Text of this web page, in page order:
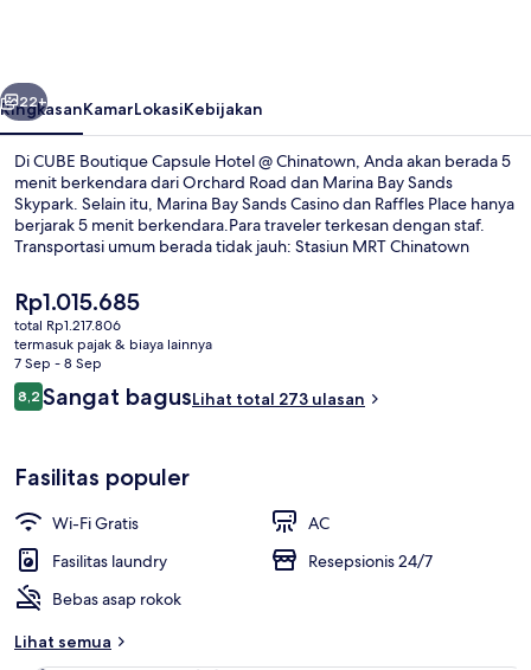
Chinatown
Berikutnya
22+
RingkasanKamarLokasiKebijakan
Di CUBE Boutique Capsule Hotel @ Chinatown, Anda akan berada 5
menit berkendara dari Orchard Road dan Marina Bay Sands
Skypark. Selain itu, Marina Bay Sands Casino dan Raffles Place hanya
berjarak 5 menit berkendara.Para traveler terkesan dengan staf.
Transportasi umum berada tidak jauh: Stasiun MRT Chinatown
Harga
saat
ini
Rp1.015.685
Rp1.015.685
total Rp1.217.806
termasuk pajak & biaya lainnya
7 Sep - 8 Sep
Ulasan
8,28,2 dari 10
Sangat bagusLihat total 273 ulasan
Fasilitas populer
Wi-Fi Gratis
AC
Fasilitas laundry
Resepsionis 24/7
Bebas asap rokok
Lihat semua